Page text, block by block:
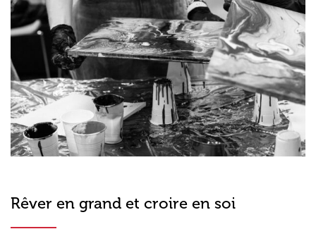
Rêver en grand et croire en soi